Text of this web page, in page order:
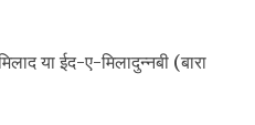
या ईद-ए-मिलादुन्नबी (बारा